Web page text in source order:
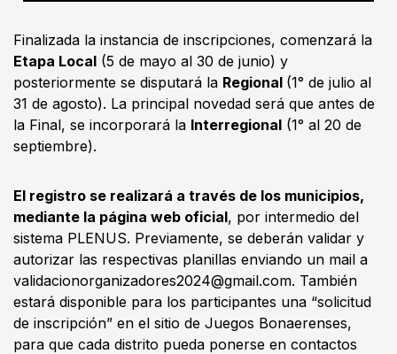
Finalizada la instancia de inscripciones, comenzará la
Etapa Local (5 de mayo al 30 de junio) y
posteriormente se disputará la Regional (1° de julio al
31 de agosto). La principal novedad será que antes de
la Final, se incorporará la Interregional (1° al 20 de
septiembre).
El registro se realizará a través de los municipios,
mediante la página web oficial, por intermedio del
sistema PLENUS. Previamente, se deberán validar y
autorizar las respectivas planillas enviando un mail a
validacionorganizadores2024@gmail.com. También
estará disponible para los participantes una “solicitud
de inscripción” en el sitio de Juegos Bonaerenses,
para que cada distrito pueda ponerse en contactos